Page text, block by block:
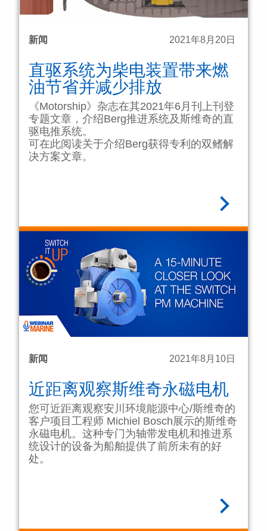
新闻 2021年8月20日
直驱系统为柴电装置带来燃
油节省并减少排放
《Motorship》杂志在其2021年6月刊上刊登
专题文章，介绍Berg推进系统及斯维奇的直
驱电推系统。
可在此阅读关于介绍Berg获得专利的双鳍解
决方案文章。
新闻 2021年8月10日
近距离观察斯维奇永磁电机
您可近距离观察安川环境能源中心/斯维奇的
客户项目工程师 Michiel Bosch展示的斯维奇
永磁电机。这种专门为轴带发电机和推进系
统设计的设备为船舶提供了前所未有的好
处。